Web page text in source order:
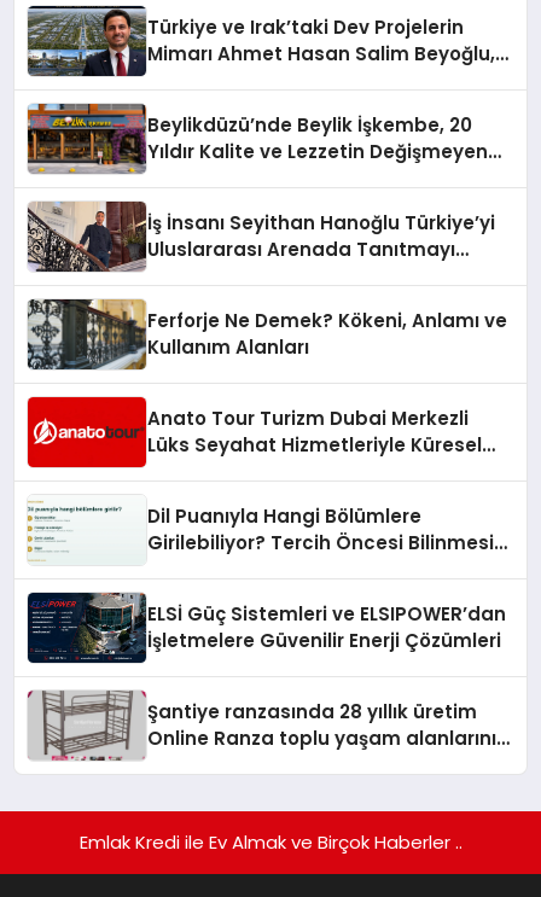
Türkiye ve Irak’taki Dev Projelerin
Mimarı Ahmet Hasan Salim Beyoğlu,
Hayata Geçirecek
Beylikdüzü’nde Beylik İşkembe, 20
Yıldır Kalite ve Lezzetin Değişmeyen
İş İnsanı Seyithan Hanoğlu Türkiye’yi
Uluslararası Arenada Tanıtmayı
Ferforje Ne Demek? Kökeni, Anlamı ve
Kullanım Alanları
Anato Tour Turizm Dubai Merkezli
Lüks Seyahat Hizmetleriyle Küresel
Dil Puanıyla Hangi Bölümlere
Girilebiliyor? Tercih Öncesi Bilinmesi
ELSİ Güç Sistemleri ve ELSIPOWER’dan
İşletmelere Güvenilir Enerji Çözümleri
Şantiye ranzasında 28 yıllık üretim
Online Ranza toplu yaşam alanlarını
Emlak Kredi ile Ev Almak ve Birçok Haberler ..